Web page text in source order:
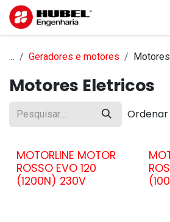
Pular para o conteúdo
... Geradores e motores
Motores Eletricos
MOTORLINE MOTOR
ROSSO EVO 120
(1200N) 230V